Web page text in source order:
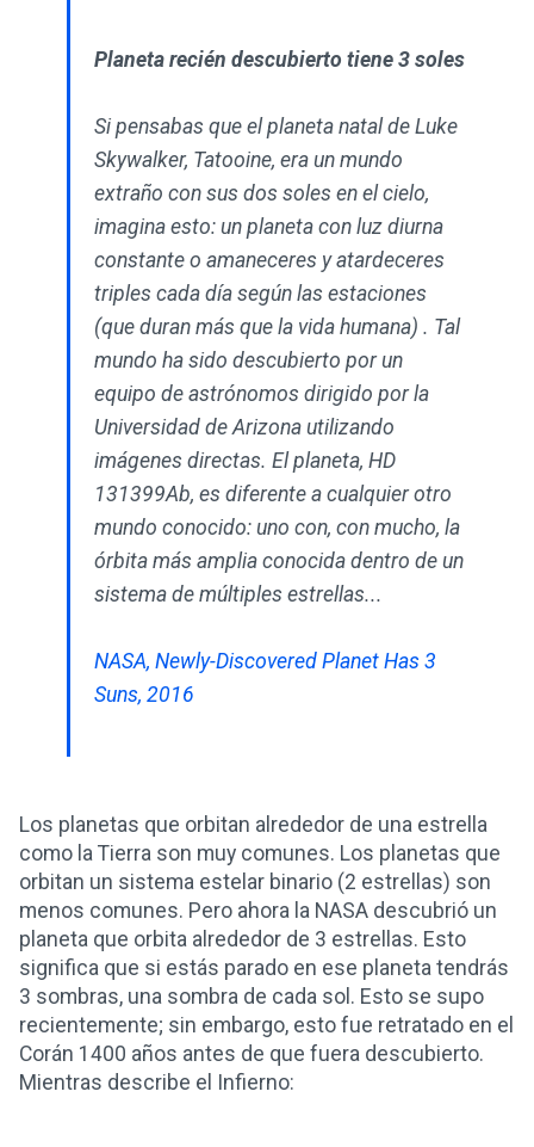
Planeta recién descubierto tiene 3 soles
Si pensabas que el planeta natal de Luke
Skywalker, Tatooine, era un mundo
extraño con sus dos soles en el cielo,
imagina esto: un planeta con luz diurna
constante o amaneceres y atardeceres
triples cada día según las estaciones
(que duran más que la vida humana) . Tal
mundo ha sido descubierto por un
equipo de astrónomos dirigido por la
Universidad de Arizona utilizando
imágenes directas. El planeta, HD
131399Ab, es diferente a cualquier otro
mundo conocido: uno con, con mucho, la
órbita más amplia conocida dentro de un
sistema de múltiples estrellas...
NASA, Newly-Discovered Planet Has 3
Suns, 2016
Los planetas que orbitan alrededor de una estrella
como la Tierra son muy comunes. Los planetas que
orbitan un sistema estelar binario (2 estrellas) son
menos comunes. Pero ahora la NASA descubrió un
planeta que orbita alrededor de 3 estrellas. Esto
significa que si estás parado en ese planeta tendrás
3 sombras, una sombra de cada sol. Esto se supo
recientemente; sin embargo, esto fue retratado en el
Corán 1400 años antes de que fuera descubierto.
Mientras describe el Infierno: